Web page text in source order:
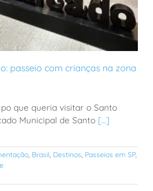
passeio com crianças na zona sul de
SP
passeio com crianças na zona
que queria visitar o Santo
Municipal de Santo [...]
, Brasil, Destinos, Passeios em SP,